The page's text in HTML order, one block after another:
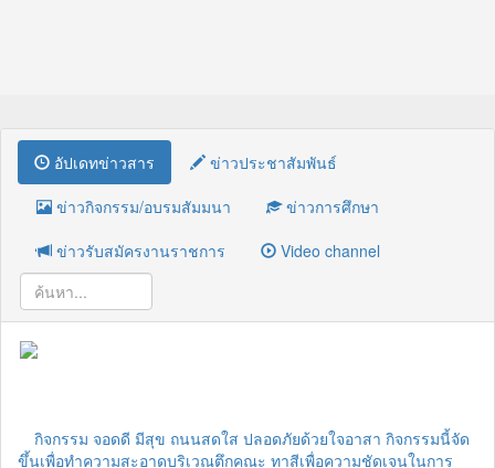
อัปเดทข่าวสาร
ข่าวประชาสัมพันธ์
ข่าวกิจกรรม/อบรมสัมมนา
ข่าวการศึกษา
ข่าวรับสมัครงานราชการ
Video channel
กิจกรรม จอดดี มีสุข ถนนสดใส ปลอดภัยด้วยใจอาสา กิจกรรมนี้จัด
ขึ้นเพื่อทำความสะอาดบริเวณตึกคณะ ทาสีเพื่อความชัดเจนในการ